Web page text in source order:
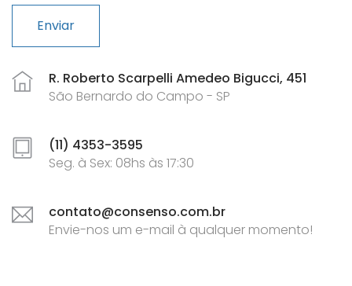
Enviar
R. Roberto Scarpelli Amedeo Bigucci, 451
São Bernardo do Campo - SP
(11) 4353-3595
Seg. à Sex: 08hs às 17:30
contato@consenso.com.br
Envie-nos um e-mail à qualquer momento!